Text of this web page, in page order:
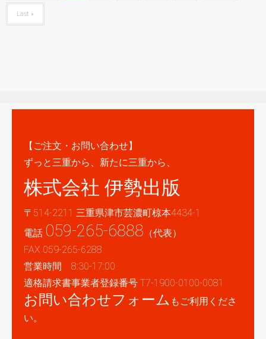
Last »
【ご注文・お問い合わせ】
ずっと三重から、新たに三重から、
株式会社 伊勢出版
〒514-2211 三重県津市芸濃町椋本4434-1
電話 059-265-6888 （代表）
FAX 059-265-6288
営業時間 8:30-17:00
適格請求書事業者登録番号 T7-1900-0100-0081
お問い合わせフォーム もご利用くださ
い。